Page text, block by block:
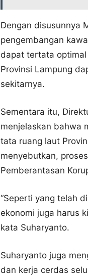
Dengan disusunnya
pengembangan
dapat tertata
Provinsi Lampung
sekitarnya.
Sementara itu,
menjelaskan bahwa
tata ruang laut
menyebutkan,
Pemberantasan
“Seperti yang telah
ekonomi juga harus
kata Suharyanto.
Suharyanto juga
dan kerja cerdas